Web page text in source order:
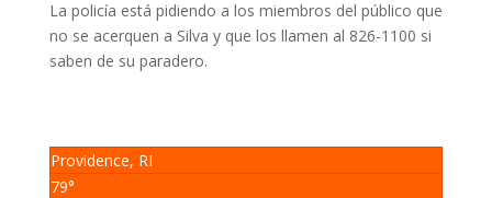
La policía está pidiendo a los miembros del público que
no se acerquen a Silva y que los llamen al 826-1100 si
saben de su paradero.
Providence, RI
79°